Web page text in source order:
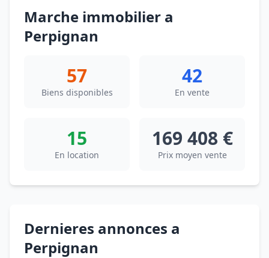
Marche immobilier a
Perpignan
57
Biens disponibles
42
En vente
15
En location
169 408 €
Prix moyen vente
Dernieres annonces a
Perpignan